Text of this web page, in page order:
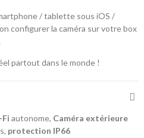
/ tablette sous iOS /
configurer la caméra sur votre box
partout dans le monde !
autonome, Caméra extérieure
protection IP66